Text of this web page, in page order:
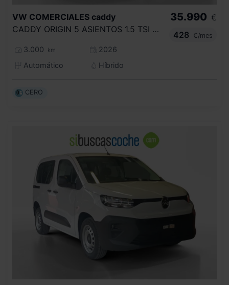
VW COMERCIALES caddy
CADDY ORIGIN 5 ASIENTOS 1.5 TSI HYBRID 85 KW (116 CV) / 85 KW (116 CV) DSG 6 VEL.
3.000 km
2026
Automático
Híbrido
35.990 €
428
€/mes
CERO